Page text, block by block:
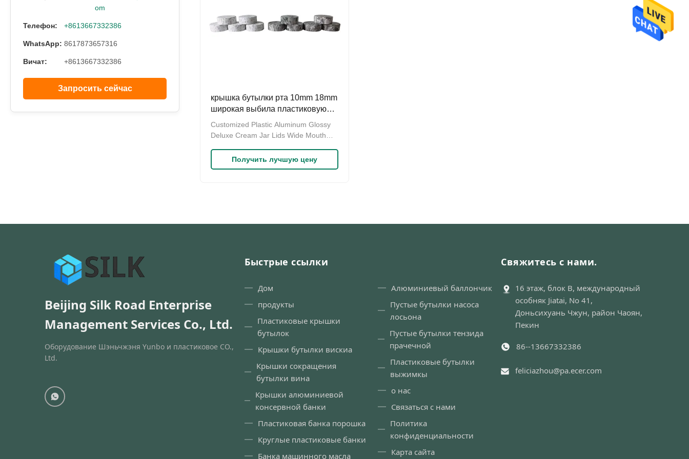
om
Телефон: +8613667332386
WhatsApp: 8617873657316
Вичат: +8613667332386
Запросить сейчас
крышка бутылки рта 10mm 18mm
широкая выбила пластиковую
алюминиевую крышку опарника
Customized Plastic Aluminum Glossy
Deluxe Cream Jar Lids Wide Mouth
Specifications: 1. Thickness: 2mm-
4mm ,can be customized made 2.
Получить лучшую цену
Beijing Silk Road Enterprise
Management Services Co., Ltd.
Оборудование Шэньчжэня Yunbo и пластиковое CO.,
Ltd.
Быстрые ссылки
Дом
продукты
Пластиковые крышки
бутылок
Крышки бутылки вискиа
Крышки сокращения
бутылки вина
Крышки алюминиевой
консервной банки
Пластиковая банка порошка
Круглые пластиковые банки
Банка машинного масла
Алюминиевый баллончик
Пустые бутылки насоса
лосьона
Пустые бутылки тензида
прачечной
Пластиковые бутылки
выжимкы
о нас
Связаться с нами
Политика
конфиденциальности
Карта сайта
Свяжитесь с нами.
16 этаж, блок B, международный
особняк Jiatai, No 41,
Доньсихуань Чжун, район Чаоян,
Пекин
86--13667332386
feliciazhou@pa.ecer.com